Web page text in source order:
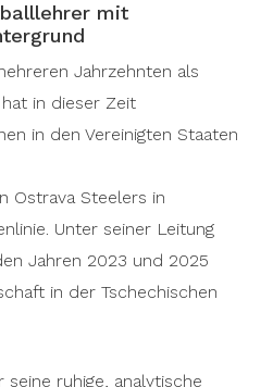
mit
Jahrzehnten als
in dieser Zeit
in den Vereinigten Staaten
Ostrava Steelers in
Unter seiner Leitung
Jahren 2023 und 2025
in der Tschechischen
ruhige, analytische